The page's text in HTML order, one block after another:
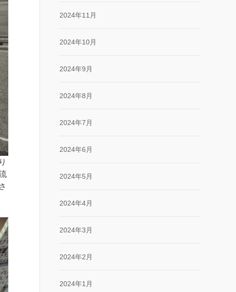
2024年11月
2024年10月
2024年9月
2024年8月
2024年7月
2024年6月
2024年5月
2024年4月
2024年3月
2024年2月
2024年1月